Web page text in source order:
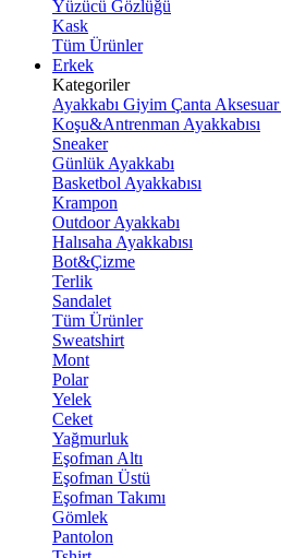
Yüzücü Gözlüğü
Kask
Tüm Ürünler
Erkek
Kategoriler
Ayakkabı Giyim Çanta Aksesuar
Koşu&Antrenman Ayakkabısı
Sneaker
Günlük Ayakkabı
Basketbol Ayakkabısı
Krampon
Outdoor Ayakkabı
Halısaha Ayakkabısı
Bot&Çizme
Terlik
Sandalet
Tüm Ürünler
Sweatshirt
Mont
Polar
Yelek
Ceket
Yağmurluk
Eşofman Altı
Eşofman Üstü
Eşofman Takımı
Gömlek
Pantolon